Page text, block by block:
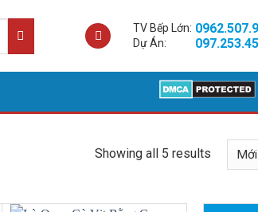
TV Bếp Lớn:
Dự Án:
Showing all 5 results